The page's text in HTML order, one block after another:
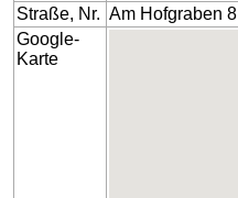
Straße, Nr. Am Hofgraben 8
Google-
Karte